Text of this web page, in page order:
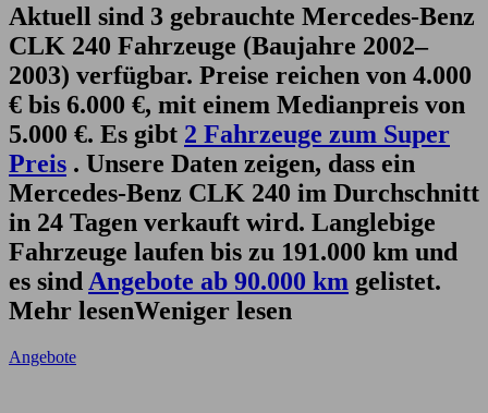
Aktuell sind 3 gebrauchte Mercedes-Benz
CLK 240 Fahrzeuge (Baujahre 2002–
2003) verfügbar. Preise reichen von 4.000
€ bis 6.000 €, mit einem Medianpreis von
5.000 €. Es gibt 2 Fahrzeuge zum Super
Preis . Unsere Daten zeigen, dass ein
Mercedes-Benz CLK 240 im Durchschnitt
in 24 Tagen verkauft wird. Langlebige
Fahrzeuge laufen bis zu 191.000 km und
es sind Angebote ab 90.000 km gelistet.
Mehr lesenWeniger lesen
Angebote